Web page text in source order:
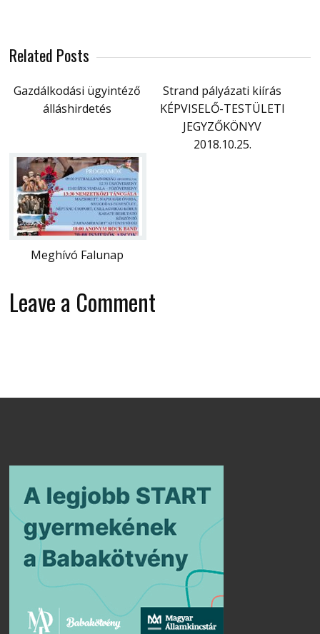
Related Posts
Gazdálkodási ügyintéző
álláshirdetés
Strand pályázati kiírás
KÉPVISELŐ-TESTÜLETI
JEGYZŐKÖNYV
2018.10.25.
Meghívó Falunap
Leave a Comment